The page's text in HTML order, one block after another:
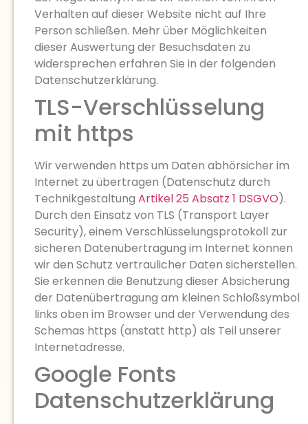
Verhalten auf dieser Website nicht auf Ihre
Person schließen. Mehr über Möglichkeiten
dieser Auswertung der Besuchsdaten zu
widersprechen erfahren Sie in der folgenden
Datenschutzerklärung.
TLS-Verschlüsselung
mit https
Wir verwenden https um Daten abhörsicher im
Internet zu übertragen (Datenschutz durch
Technikgestaltung Artikel 25 Absatz 1 DSGVO).
Durch den Einsatz von TLS (Transport Layer
Security), einem Verschlüsselungsprotokoll zur
sicheren Datenübertragung im Internet können
wir den Schutz vertraulicher Daten sicherstellen.
Sie erkennen die Benutzung dieser Absicherung
der Datenübertragung am kleinen Schloßsymbol
links oben im Browser und der Verwendung des
Schemas https (anstatt http) als Teil unserer
Internetadresse.
Google Fonts
Datenschutzerklärung